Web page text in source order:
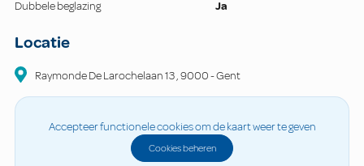
Dubbele beglazing
Ja
Locatie
Raymonde De Larochelaan13,9000-Gent
Accepteer functionele cookies om de kaart weer te geven
Cookies beheren